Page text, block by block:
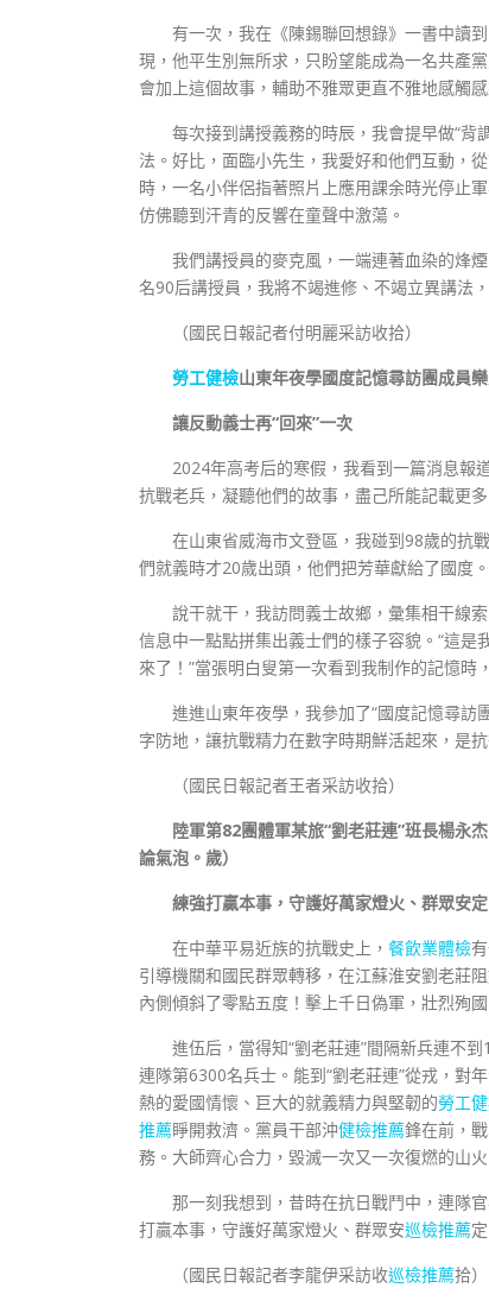
有一次，我在《陳錫聯回想錄》一書中讀
現，他平生別無所求，只盼望能成為一名共產
會加上這個故事，輔助不雅眾更直不雅地感觸
每次接到講授義務的時辰，我會提早做“背
法。好比，面臨小先生，我愛好和他們互動，
時，一名小伴侶指著照片上應用課余時光停止
仿佛聽到汗青的反響在童聲中激蕩。
我們講授員的麥克風，一端連著血染的烽
名90后講授員，我將不竭進修、不竭立異講法
（國民日報記者付明麗采訪收拾）
勞工健檢山東年夜學國度記憶尋訪團成員欒
讓反動義士再“回來”一次
2024年高考后的寒假，我看到一篇消息
抗戰老兵，凝聽他們的故事，盡己所能記載更
在山東省威海市文登區，我碰到98歲的抗
們就義時才20歲出頭，他們把芳華獻給了國度
說干就干，我訪問義士故鄉，彙集相干線
信息中一點點拼集出義士們的樣子容貌。“這是
來了！”當張明白叟第一次看到我制作的記憶
進進山東年夜學，我參加了“國度記憶尋
字防地，讓抗戰精力在數字時期鮮活起來，是
（國民日報記者王者采訪收拾）
陸軍第82團體軍某旅“劉老莊連”班長楊永
論氣泡。歲）
練強打贏本事，守護好萬家燈火、群眾安定
在中華平易近族的抗戰史上， 餐飲業體檢
引導機關和國民群眾轉移，在江蘇淮安劉老莊
內側傾斜了零點五度！擊上千日偽軍，壯烈殉
進伍后，當得知“劉老莊連”間隔新兵連不
連隊第6300名兵士。能到“劉老莊連”從戎，對
熱的愛國情懷、巨大的就義精力與堅韌的勞工
推薦睜開救濟。黨員干部沖健檢推薦鋒在前，
務。大師齊心合力，毀滅一次又一次復燃的山火
那一刻我想到，昔時在抗日戰鬥中，連隊
打贏本事，守護好萬家燈火、群眾安巡檢推薦
（國民日報記者李龍伊采訪收巡檢推薦拾）